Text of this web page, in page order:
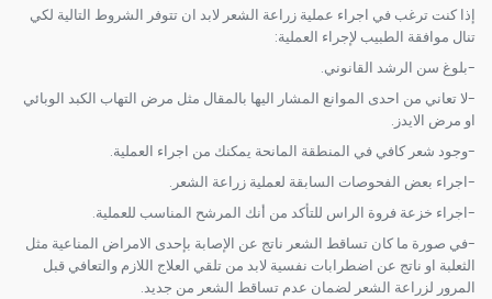
إذا كنت ترغب في اجراء عملية زراعة الشعر لابد ان تتوفر الشروط التالية لكي
تنال موافقة الطبيب لإجراء العملية:
-بلوغ سن الرشد القانوني.
-لا تعاني من احدى الموانع المشار اليها بالمقال مثل مرض التهاب الكبد الوبائي
او مرض الايدز.
-وجود شعر كافي في المنطقة المانحة يمكنك من اجراء العملية.
-اجراء بعض الفحوصات السابقة لعملية زراعة الشعر.
-اجراء خزعة فروة الراس للتأكد من أنك المرشح المناسب للعملية.
-في صورة ما كان تساقط الشعر ناتج عن الإصابة بإحدى الامراض المناعية مثل
الثعلبة او ناتج عن اضطرابات نفسية لابد من تلقي العلاج اللازم والتعافي قبل
المرور لزراعة الشعر لضمان عدم تساقط الشعر من جديد.